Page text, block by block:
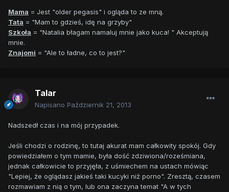
Mama = Jest "older pegasis" i ogląda to ze mną.
Tata = "Mam to gdzieś, idę na grzyby"
Szkoła = "Natalia błagam namaluj mnie jako kuca! " Akceptują
mnie.
Znajomi = "Ale to ładne, co to jest?"
Talar
Napisano Październik 21, 2013
Nadszedł czas i na mój przypadek.
Jeśli chodzi o rodzinę, to tutaj akurat mam całkowity spokój. Gdy
powiedziałem o tym mamie, była dość zdziwiona/roześmiana,
jednak całkowicie to przyjęła, z uśmiechem na ustach mówiąc
"Lepiej, że oglądasz jakieś taki kucyki niż porno". Zresztą, czasem
rozmawiam z nią o tym, lub ona zaczyna temat "A w tych